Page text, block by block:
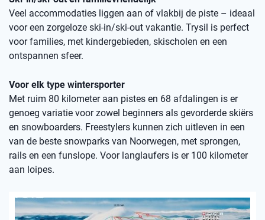
Veel accommodaties liggen aan of vlakbij de piste – ideaal
voor een zorgeloze ski-in/ski-out vakantie. Trysil is perfect
voor families, met kindergebieden, skischolen en een
ontspannen sfeer.
Voor elk type wintersporter
Met ruim 80 kilometer aan pistes en 68 afdalingen is er
genoeg variatie voor zowel beginners als gevorderde skiërs
en snowboarders. Freestylers kunnen zich uitleven in een
van de beste snowparks van Noorwegen, met sprongen,
rails en een funslope. Voor langlaufers is er 100 kilometer
aan loipes.